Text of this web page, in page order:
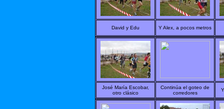
David y Edu Y Alex, a pocos metros
José María Escobar,
otro clásico
Continúa el goteo de
corredores